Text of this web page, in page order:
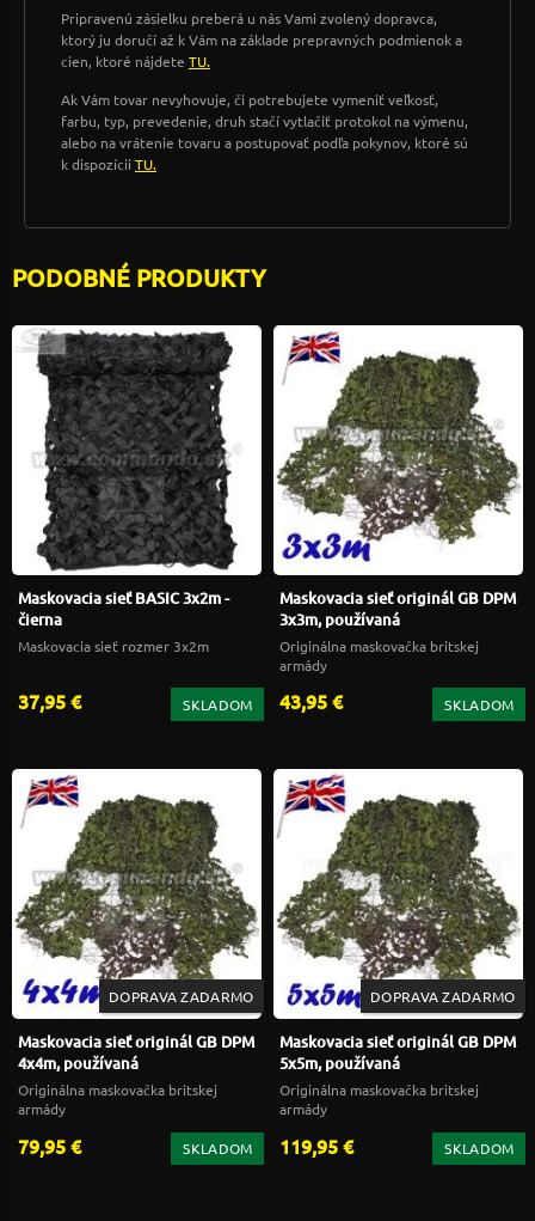
Pripravenú zásielku preberá u nás Vami zvolený dopravca,
ktorý ju doručí až k Vám na základe prepravných podmienok a
cien, ktoré nájdete TU.
Ak Vám tovar nevyhovuje, či potrebujete vymeniť veľkosť,
farbu, typ, prevedenie, druh stačí vytlačiť protokol na výmenu,
alebo na vrátenie tovaru a postupovať podľa pokynov, ktoré sú
k dispozícii TU.
PODOBNÉ PRODUKTY
Maskovacia sieť BASIC 3x2m -
čierna
Maskovacia sieť rozmer 3x2m
37,95 € SKLADOM
Maskovacia sieť originál GB DPM
3x3m, používaná
Originálna maskovačka britskej
armády
43,95 € SKLADOM
DOPRAVA ZADARMO
Maskovacia sieť originál GB DPM
4x4m, používaná
Originálna maskovačka britskej
armády
79,95 € SKLADOM
DOPRAVA ZADARMO
Maskovacia sieť originál GB DPM
5x5m, používaná
Originálna maskovačka britskej
armády
119,95 € SKLADOM